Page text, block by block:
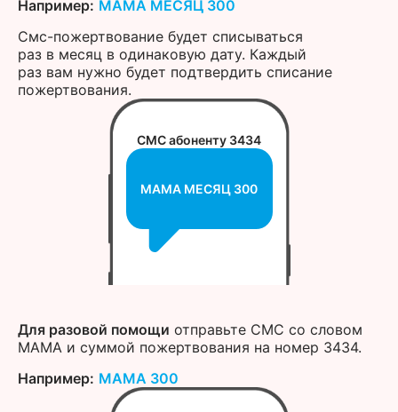
Например: МАМА МЕСЯЦ 300
Cмс-пожертвование будет списываться
раз в месяц в одинаковую дату. Каждый
раз вам нужно будет подтвердить списание
пожертвования.
СМС абоненту 3434
МАМА МЕСЯЦ 300
Для разовой помощи отправьте СМС со словом
МАМА и суммой пожертвования на номер 3434.
Например: МАМА 300